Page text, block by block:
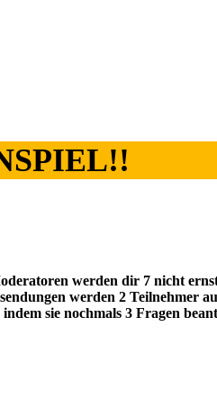
werden dir 7 nicht
werden 2 Teilnehmer
sie nochmals 3 Fragen